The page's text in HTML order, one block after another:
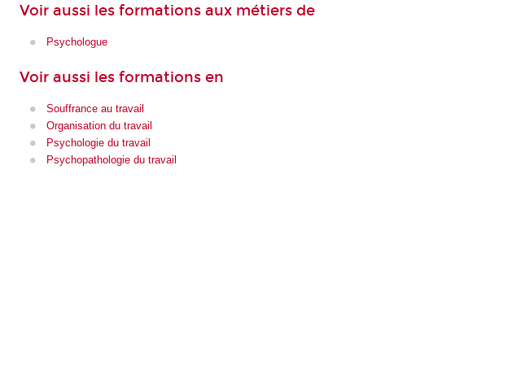
Voir aussi les formations aux métiers de
Psychologue
Voir aussi les formations en
Souffrance au travail
Organisation du travail
Psychologie du travail
Psychopathologie du travail